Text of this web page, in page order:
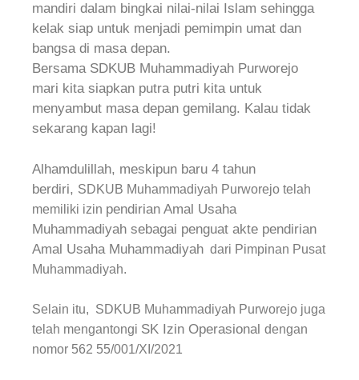
mandiri dalam bingkai nilai-nilai Islam sehingga
kelak siap untuk menjadi pemimpin umat dan
bangsa di masa depan.
Bersama SDKUB Muhammadiyah Purworejo
mari kita siapkan putra putri kita untuk
menyambut masa depan gemilang. Kalau tidak
sekarang kapan lagi!
Alhamdulillah, meskipun baru 4 tahun
berdiri, SDKUB Muhammadiyah Purworejo telah
memiliki izin pendirian Amal Usaha
Muhammadiyah sebagai penguat akte pendirian
Amal Usaha Muhammadiyah dari Pimpinan Pusat
Muhammadiyah.
Selain itu, SDKUB Muhammadiyah Purworejo juga
telah mengantongi SK Izin Operasional dengan
nomor 562 55/001/XI/2021